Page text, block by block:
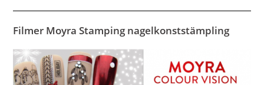
Filmer Moyra Stamping nagelkonststämpling